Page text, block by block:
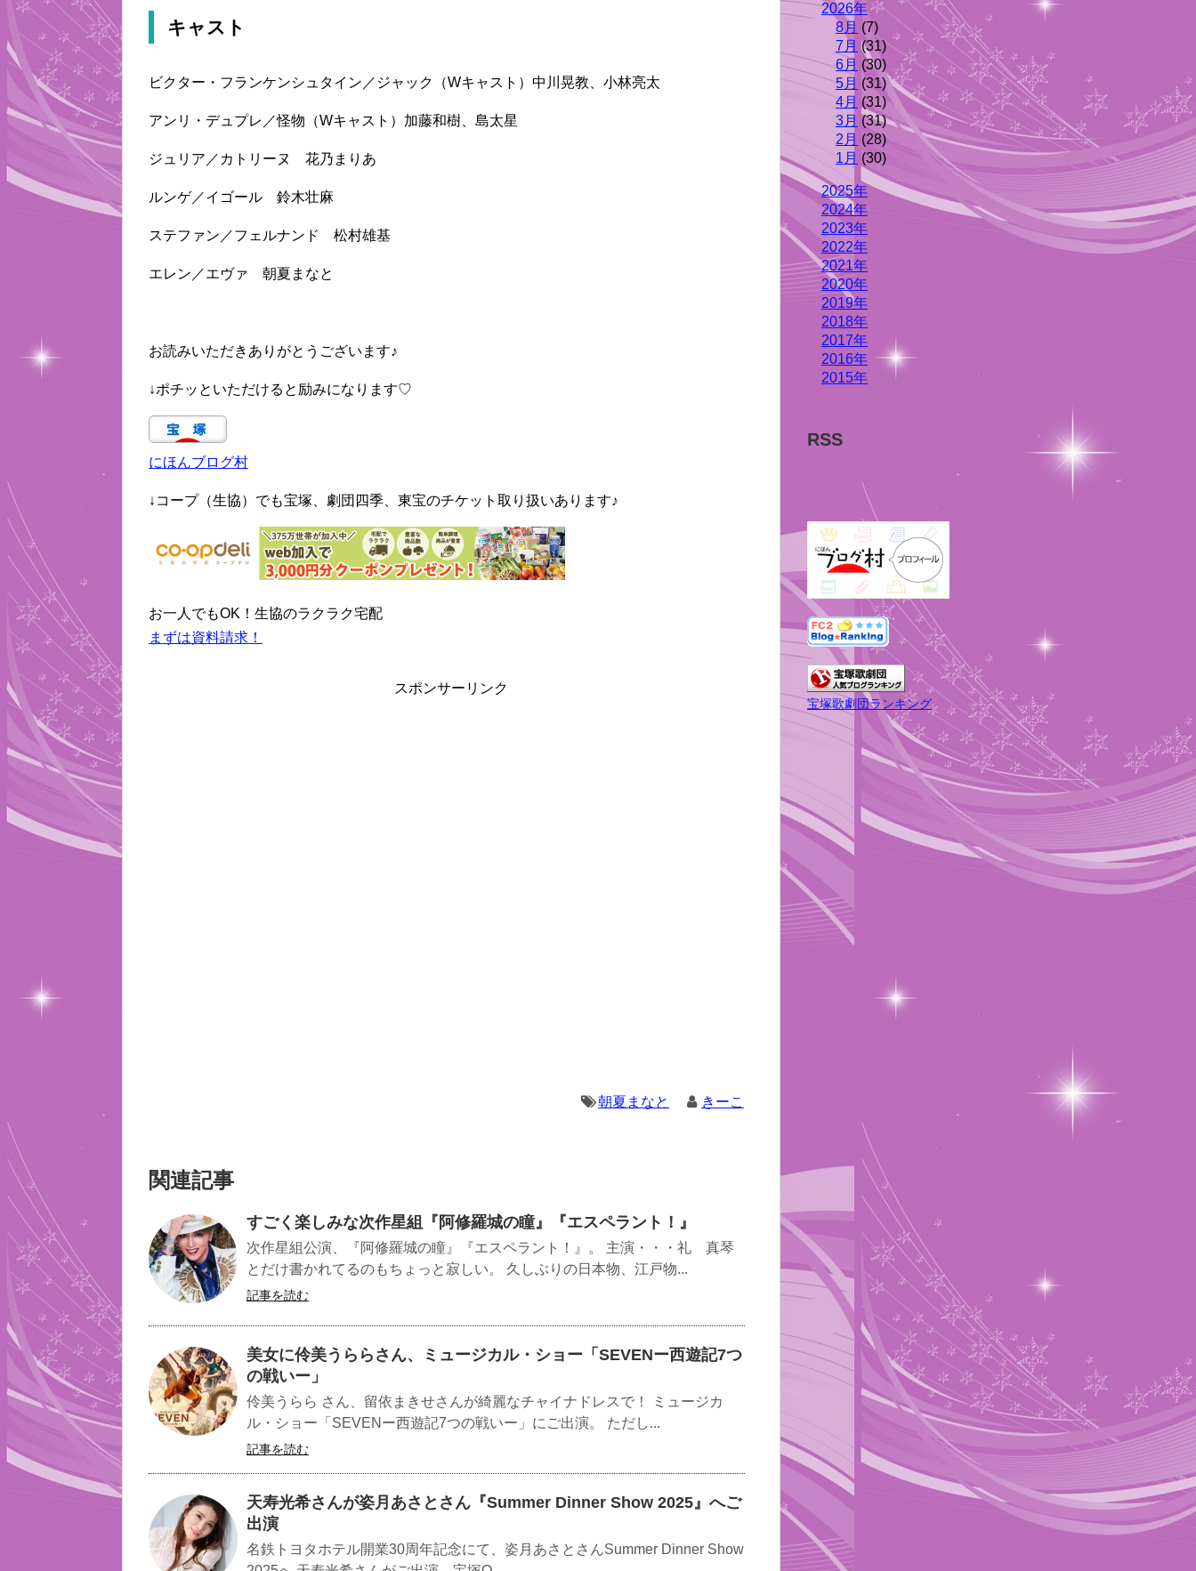
キャスト
ビクター・フランケンシュタイン／ジャック（Wキャスト）中川晃教、小林亮太
アンリ・デュプレ／怪物（Wキャスト）加藤和樹、島太星
ジュリア／カトリーヌ 花乃まりあ
ルンゲ／イゴール 鈴木壮麻
ステファン／フェルナンド 松村雄基
エレン／エヴァ 朝夏まなと
お読みいただきありがとうございます♪
↓ポチッといただけると励みになります♡
にほんブログ村
↓コープ（生協）でも宝塚、劇団四季、東宝のチケット取り扱いあります♪
お一人でもOK！生協のラクラク宅配
まずは資料請求！
スポンサーリンク
朝夏まなと きーこ
関連記事
すごく楽しみな次作星組『阿修羅城の瞳』『エスペラント！』
次作星組公演、『阿修羅城の瞳』『エスペラント！』。 主演・・・礼 真琴
とだけ書かれてるのもちょっと寂しい。 久しぶりの日本物、江戸物...
記事を読む
美女に伶美うららさん、ミュージカル・ショー「SEVENー西遊記7つ
の戦いー」
伶美うらら さん、留依まきせさんが綺麗なチャイナドレスで！ ミュージカ
ル・ショー「SEVENー西遊記7つの戦いー」にご出演。 ただし...
記事を読む
天寿光希さんが姿月あさとさん『Summer Dinner Show 2025』へご
出演
名鉄トヨタホテル開業30周年記念にて、姿月あさとさんSummer Dinner Show
2026年
8月 (7)
7月 (31)
6月 (30)
5月 (31)
4月 (31)
3月 (31)
2月 (28)
1月 (30)
2025年
2024年
2023年
2022年
2021年
2020年
2019年
2018年
2017年
2016年
2015年
RSS
宝塚歌劇団ランキング